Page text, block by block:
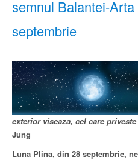
semnul Balantei-
septembrie
exterior viseaza, cel care
Jung
Luna Plina, din 28 septembrie,